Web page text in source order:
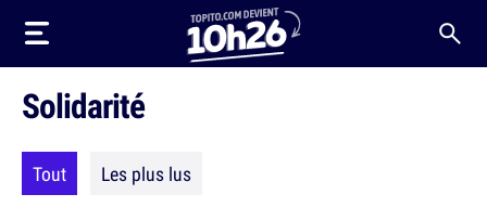
Solidarité
Tout Les plus lus